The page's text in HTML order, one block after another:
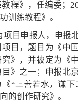
程》，任编委；
训练教程》。
项目申报人，申报
目，题目为《中
》，并被定为《
》之一；申报北
“上善若水，谦下
的创作研究》。